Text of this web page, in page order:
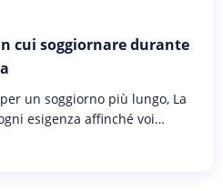
cui soggiornare durante
un soggiorno più lungo, La
esigenza affinché voi